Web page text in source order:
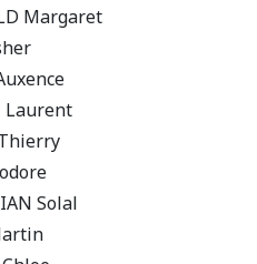
Margaret
Laurent
Solal